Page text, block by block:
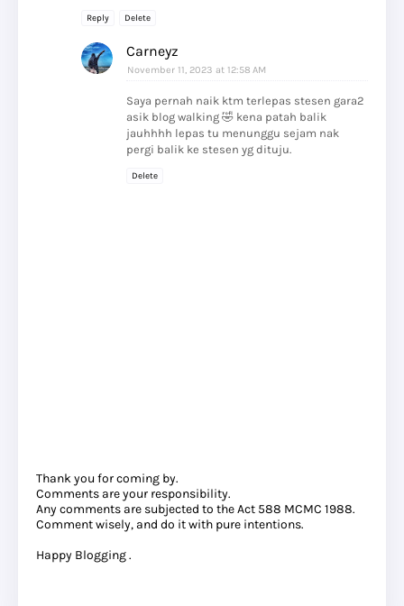
Reply Delete
Carneyz
November 11, 2023 at 12:58 AM
Saya pernah naik ktm terlepas stesen gara2
asik blog walking 🤣 kena patah balik
jauhhhh lepas tu menunggu sejam nak
pergi balik ke stesen yg dituju.
Delete
Thank you for coming by.
Comments are your responsibility.
Any comments are subjected to the Act 588 MCMC 1988.
Comment wisely, and do it with pure intentions.
Happy Blogging .